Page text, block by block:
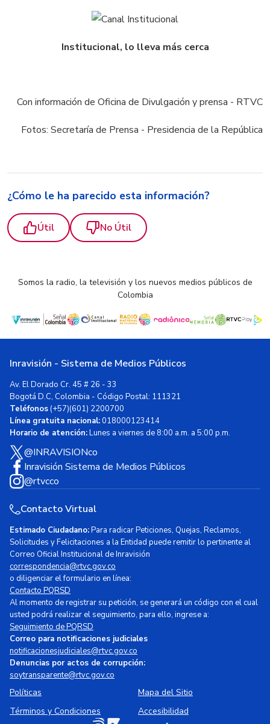
Institucional, lo lleva más cerca
Con información de Oficina de Divulgación y prensa - RTVC
Fotos: Secretaría de Prensa - Presidencia de la República
¿Cómo le ha parecido esta información?
Útil No Útil
Somos la radio, la televisión y los nuevos medios públicos de
Colombia
Inravisión - Sistema de Medios Públicos
Av. El Dorado Cr. 45 # 26 - 33
Bogotá D.C, Colombia - Código Postal: 111321
Teléfonos(+57)(601) 2200700
Línea gratuita nacional:018000123414
Horario de atención:Lunes a viernes de 8:00 a.m. a 5:00 p.m.
@INRAVISIONco
Inravisión Sistema de Medios Públicos
@rtvcco
Contacto Virtual
Estimado Ciudadano:Para radicar Peticiones, Quejas, Reclamos,
Solicitudes y Felicitaciones a la Entidad puede remitir lo pertinente al
Correo Oficial Institucional de Inravisión
correspondencia@rtvc.gov.co
o diligenciar el formulario en línea:
Contacto PQRSD
Al momento de registrar su petición, se generará un código con el cual
usted podrá realizar el seguimiento, para ello, ingrese a:
Seguimiento de PQRSD
Correo para notificaciones judiciales
notificacionesjudiciales@rtvc.gov.co
Denuncias por actos de corrupción:
soytransparente@rtvc.gov.co
Políticas
Mapa del Sitio
Términos y Condiciones
Accesibilidad